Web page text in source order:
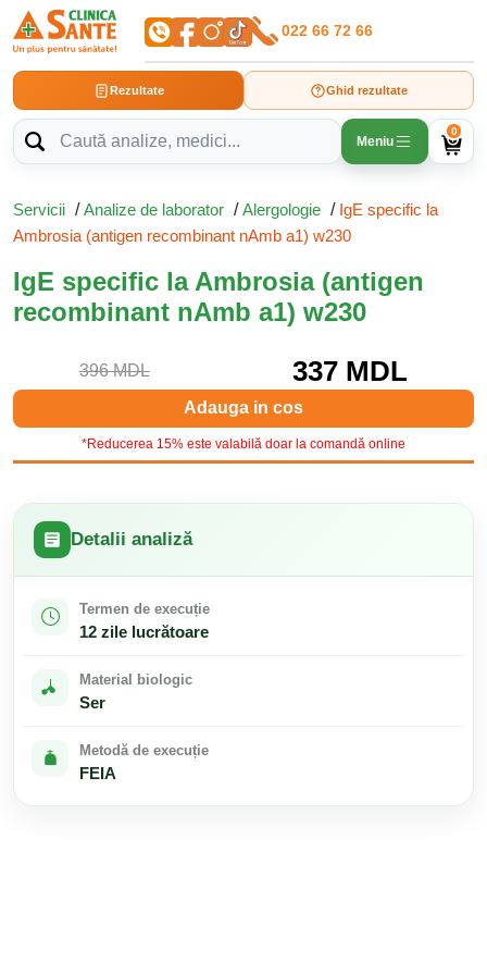
022 66 72 66
Rezultate Ghid rezultate
Meniu
0
Servicii /Analize de laborator /Alergologie / IgE specific la
Ambrosia (antigen recombinant nAmb a1) w230
IgE specific la Ambrosia (antigen
recombinant nAmb a1) w230
396 MDL 337 MDL
Adauga in cos
*Reducerea 15% este valabilă doar la comandă online
Detalii analiză
Termen de execuție
12 zile lucrătoare
Material biologic
Ser
Metodă de execuție
FEIA